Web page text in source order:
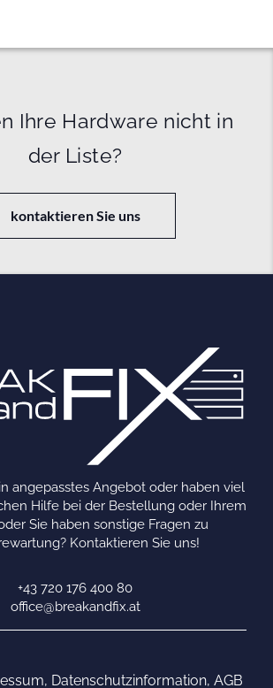
Ihre Hardware nicht in
der Liste?
kontaktieren Sie uns
angepasstes Angebot oder haben viel
Hilfe bei der Bestellung oder Ihrem
Sie haben sonstige Fragen zu
Kontaktieren Sie uns!
+43 720 176 400 80
office@breakandfix.at
, Datenschutzinformation, AGB